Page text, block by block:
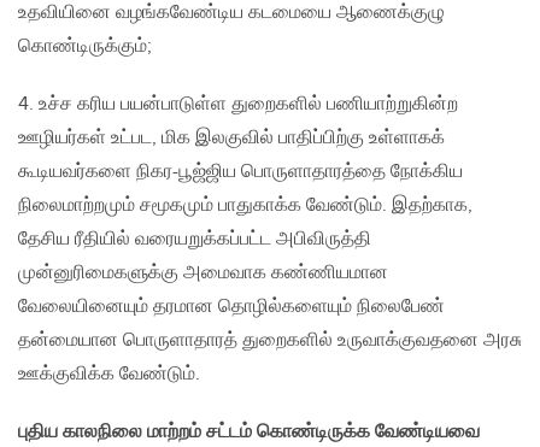
உதவியினை வழங்கவேண்டிய கடமையை ஆணைக்குழு
கொண்டிருக்கும்;
4. உச்ச கரிய பயன்பாடுள்ள துறைகளில் பணியாற்றுகின்ற
ஊழியர்கள் உட்பட, மிக இலகுவில் பாதிப்பிற்கு உள்ளாகக்
கூடியவர்களை நிகர-பூஜ்ஜிய பொருளாதாரத்தை நோக்கிய
நிலைமாற்றமும் சமூகமும் பாதுகாக்க வேண்டும். இதற்காக,
தேசிய ரீதியில் வரையறுக்கப்பட்ட அபிவிருத்தி
முன்னுரிமைகளுக்கு அமைவாக கண்ணியமான
வேலையினையும் தரமான தொழில்களையும் நிலைபேண்
தன்மையான பொருளாதாரத் துறைகளில் உருவாக்குவதனை அரசு
ஊக்குவிக்க வேண்டும்.
புதிய காலநிலை மாற்றம் சட்டம் கொண்டிருக்க வேண்டியவை